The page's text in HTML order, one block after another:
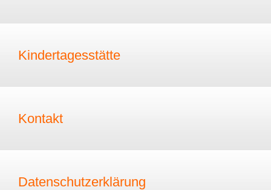
Kindertagesstätte
Kontakt
Datenschutzerklärung